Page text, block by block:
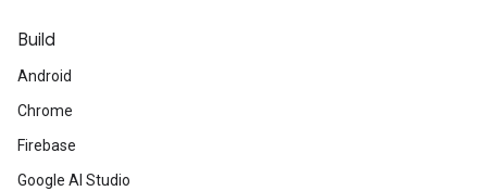
Build
Android
Chrome
Firebase
Google AI Studio